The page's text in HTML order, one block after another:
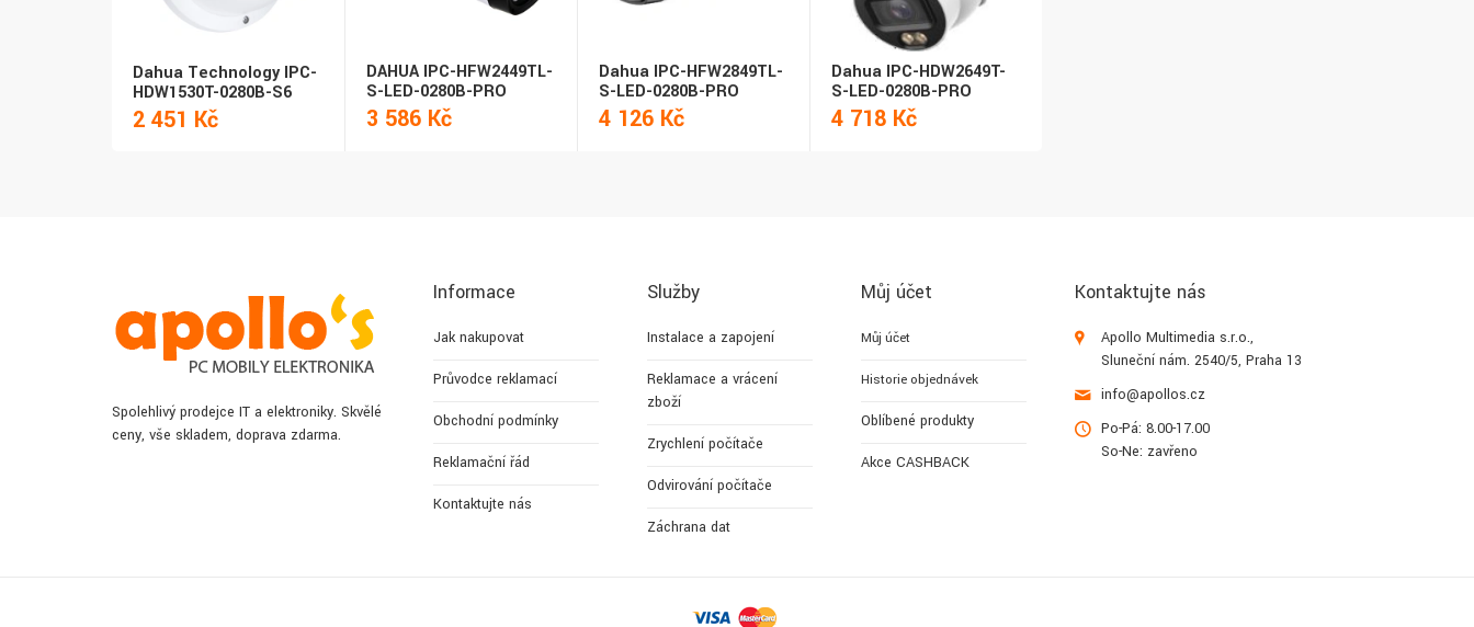
Dahua Technology IPC-
HDW1530T-0280B-S6
2 451 Kč
DAHUA IPC-HFW2449TL-
S-LED-0280B-PRO
3 586 Kč
Dahua IPC-HFW2849TL-
S-LED-0280B-PRO
4 126 Kč
Dahua IPC-HDW2649T-
S-LED-0280B-PRO
4 718 Kč
Spolehlivý prodejce IT a elektroniky. Skvělé
ceny, vše skladem, doprava zdarma.
Informace
Jak nakupovat
Průvodce reklamací
Obchodní podmínky
Reklamační řád
Kontaktujte nás
Služby
Instalace a zapojení
Reklamace a vrácení
zboží
Zrychlení počítače
Odvirování počítače
Záchrana dat
Můj účet
Můj účet
Historie objednávek
Oblíbené produkty
Akce CASHBACK
Kontaktujte nás
Apollo Multimedia s.r.o.,
Sluneční nám. 2540/5, Praha 13
info@apollos.cz
Po-Pá: 8.00-17.00
So-Ne: zavřeno